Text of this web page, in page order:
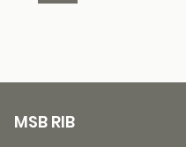
MSB RIB